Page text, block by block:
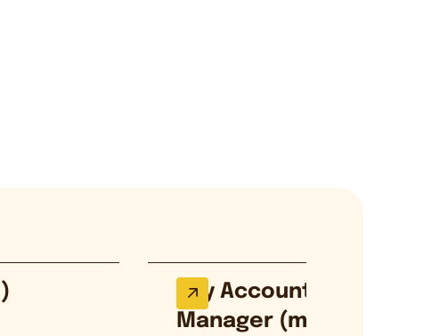
Key Account
Manager (m/w/d)